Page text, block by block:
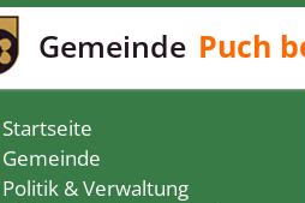
Gemeinde Puch
Startseite
Gemeinde
Politik & Verwaltung